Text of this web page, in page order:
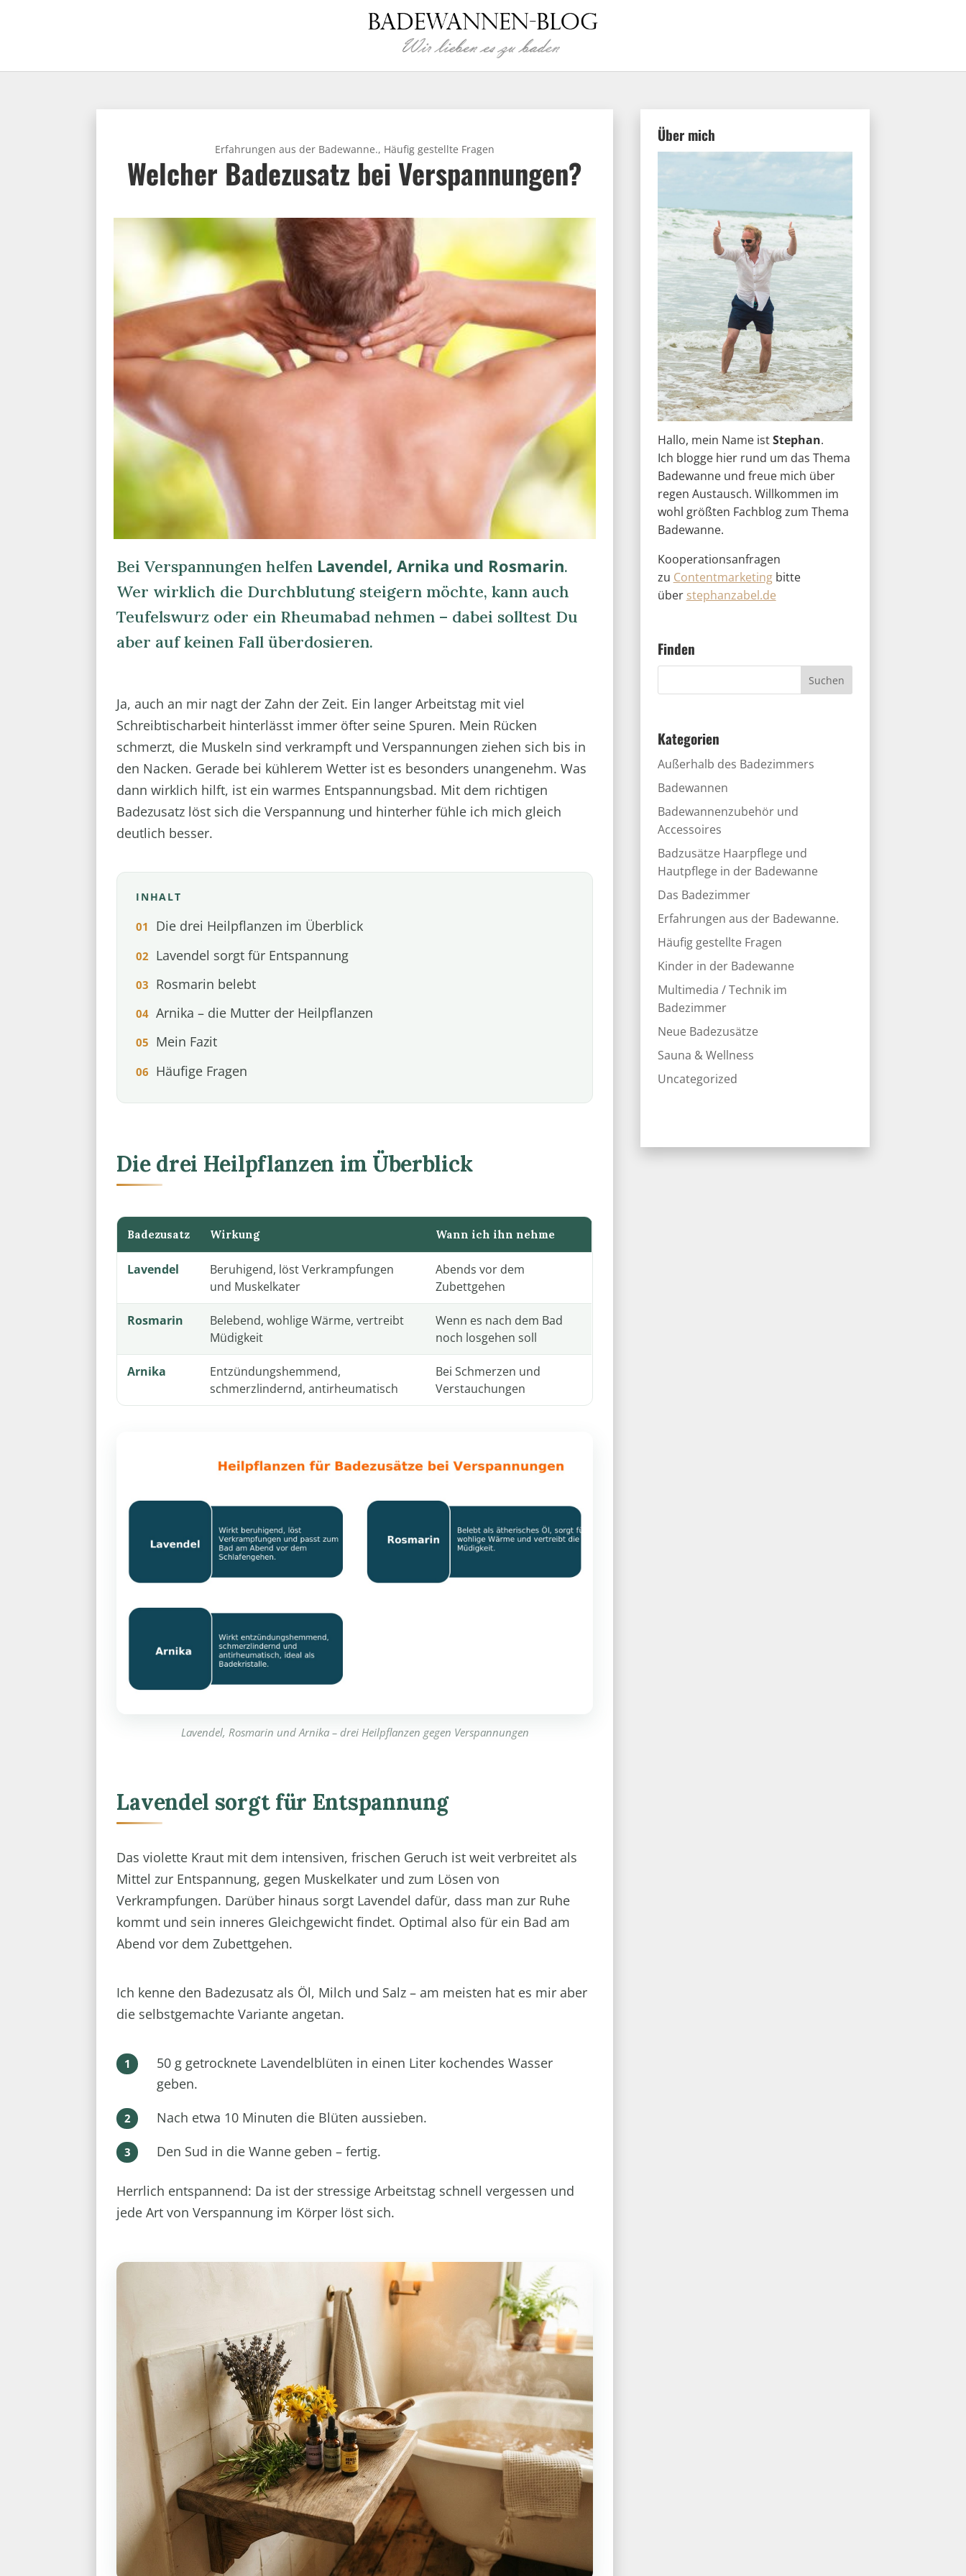
Welcher Badezusatz bei Verspannungen?
Erfahrungen aus der Badewanne., Häufig gestellte Fragen
Bei Verspannungen helfen Lavendel, Arnika und Rosmarin.
Wer wirklich die Durchblutung steigern möchte, kann auch
Teufelswurz oder ein Rheumabad nehmen – dabei solltest Du
aber auf keinen Fall überdosieren.
Ja, auch an mir nagt der Zahn der Zeit. Ein langer Arbeitstag mit viel
Schreibtischarbeit hinterlässt immer öfter seine Spuren. Mein Rücken
schmerzt, die Muskeln sind verkrampft und Verspannungen ziehen sich bis in
den Nacken. Gerade bei kühlerem Wetter ist es besonders unangenehm. Was
dann wirklich hilft, ist ein warmes Entspannungsbad. Mit dem richtigen
Badezusatz löst sich die Verspannung und hinterher fühle ich mich gleich
deutlich besser.
INHALT
Die drei Heilpflanzen im Überblick
Lavendel sorgt für Entspannung
Rosmarin belebt
Arnika – die Mutter der Heilpflanzen
Mein Fazit
Häufige Fragen
Die drei Heilpflanzen im Überblick
Badezusatz Wirkung Wann ich ihn nehme
Lavendel
Beruhigend, löst Verkrampfungen
und Muskelkater
Abends vor dem
Zubettgehen
Rosmarin
Belebend, wohlige Wärme, vertreibt
Müdigkeit
Wenn es nach dem Bad
noch losgehen soll
Arnika
Entzündungshemmend,
schmerzlindernd, antirheumatisch
Bei Schmerzen und
Verstauchungen
Lavendel, Rosmarin und Arnika – drei Heilpflanzen gegen Verspannungen
Lavendel sorgt für Entspannung
Das violette Kraut mit dem intensiven, frischen Geruch ist weit verbreitet als
Mittel zur Entspannung, gegen Muskelkater und zum Lösen von
Verkrampfungen. Darüber hinaus sorgt Lavendel dafür, dass man zur Ruhe
kommt und sein inneres Gleichgewicht findet. Optimal also für ein Bad am
Abend vor dem Zubettgehen.
Ich kenne den Badezusatz als Öl, Milch und Salz – am meisten hat es mir aber
die selbstgemachte Variante angetan.
50 g getrocknete Lavendelblüten in einen Liter kochendes Wasser
geben.
Nach etwa 10 Minuten die Blüten aussieben.
Den Sud in die Wanne geben – fertig.
Herrlich entspannend: Da ist der stressige Arbeitstag schnell vergessen und
jede Art von Verspannung im Körper löst sich.
Über mich
Hallo, mein Name istStephan.
Ich blogge hier rund um das Thema
Badewanne und freue mich über
regen Austausch. Willkommen im
wohl größten Fachblog zum Thema
Badewanne.
Kooperationsanfragen
zu Contentmarketingbitte
über stephanzabel.de
Finden
Kategorien
Außerhalb des Badezimmers
Badewannen
Badewannenzubehör und
Accessoires
Badzusätze Haarpflege und
Hautpflege in der Badewanne
Das Badezimmer
Erfahrungen aus der Badewanne.
Häufig gestellte Fragen
Kinder in der Badewanne
Multimedia / Technik im
Badezimmer
Neue Badezusätze
Sauna & Wellness
Uncategorized